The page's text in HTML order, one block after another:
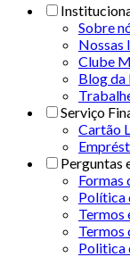
Sobre
Nossas
Clube
Blog da
Serviço
Cartão
Perguntas
Formas
Política
Termos
Termos
Politica